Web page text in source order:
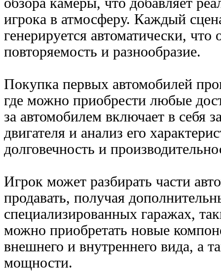
игрока в атмосферу. Каждый
генерируется автоматически,
повторяемость и разнообразие.
Покупка первых автомобилей
где можно приобрести любые
за автомобилем включает в себя
двигателя и анализ его
долговечность и
Игрок может разбирать части
продавать, получая
специализированных гаражах,
можно приобретать новые
внешнего и внутреннего вида, а
мощности.